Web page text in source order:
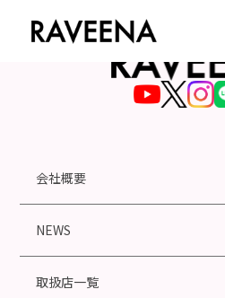
会社概要
NEWS
取扱店一覧